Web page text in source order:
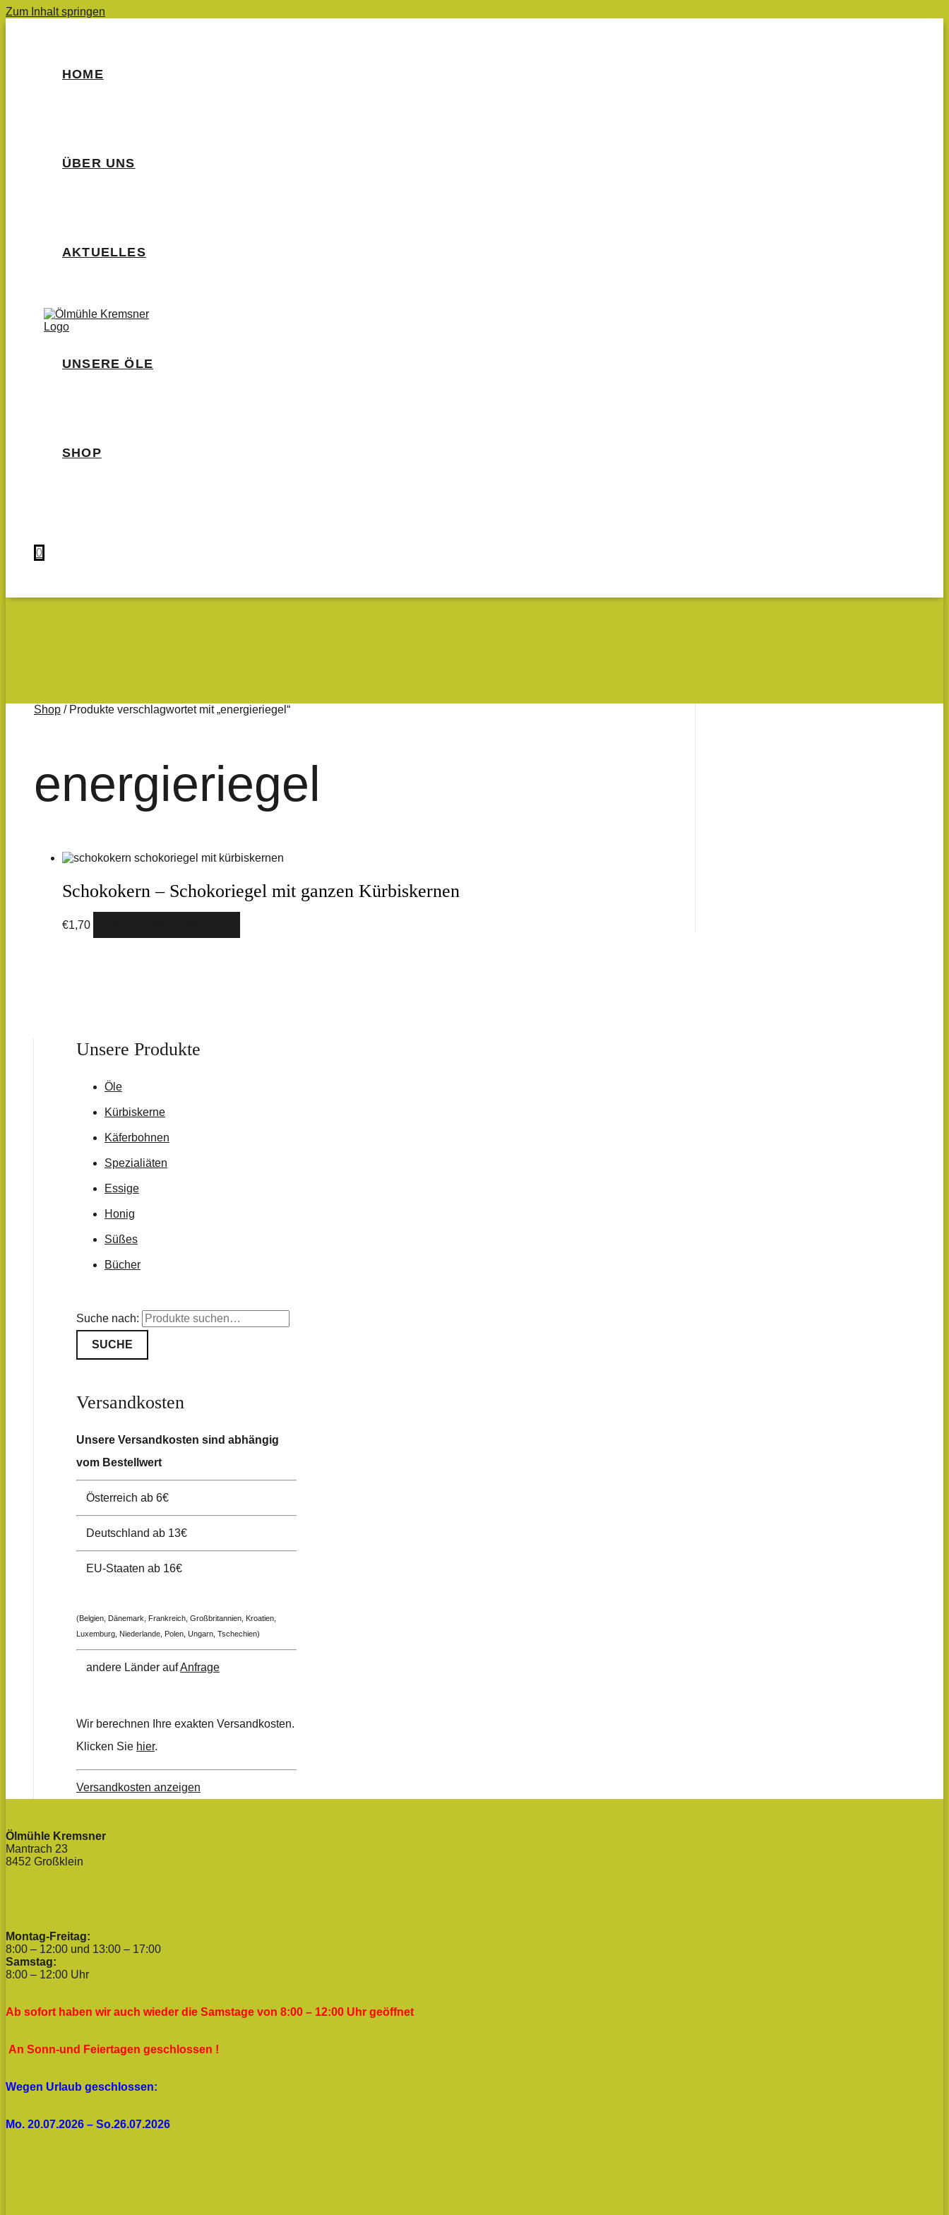
Zum Inhalt springen
HOME
ÜBER UNS
AKTUELLES
UNSERE ÖLE
SHOP
0
Shop / Produkte verschlagwortet mit „energieriegel“
energieriegel
Schokokern – Schokoriegel mit ganzen Kürbiskernen
€1,70
Unsere Produkte
Öle
Kürbiskerne
Käferbohnen
Spezialiäten
Essige
Honig
Süßes
Bücher
Suche nach:
SUCHE
Versandkosten
Unsere Versandkosten sind abhängig
vom Bestellwert
Österreich ab 6€
Deutschland ab 13€
EU-Staaten ab 16€
(Belgien, Dänemark, Frankreich, Großbritannien, Kroatien,
Luxemburg, Niederlande, Polen, Ungarn, Tschechien)
andere Länder aufAnfrage
Wir berechnen Ihre exakten Versandkosten.
Klicken Sie hier.
Versandkosten anzeigen
Ölmühle Kremsner
Mantrach 23
8452 Großklein
Montag-Freitag:
8:00 – 12:00 und 13:00 – 17:00
Samstag:
8:00 – 12:00 Uhr
Ab sofort haben wir auch wieder die Samstage von 8:00 – 12:00 Uhr geöffnet
An Sonn-und Feiertagen geschlossen !
Wegen Urlaub geschlossen:
Mo. 20.07.2026 – So.26.07.2026